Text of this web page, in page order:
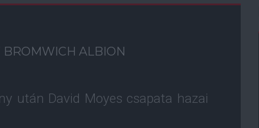
BROMWICH ALBION
után David Moyes csapata hazai